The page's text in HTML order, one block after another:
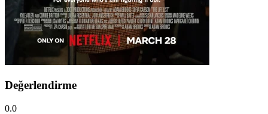
Değerlendirme
0.0